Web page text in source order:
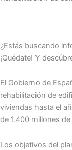
¿Estás buscando
¡Quédate! Y
El Gobierno de
rehabilitación de
viviendas hasta el
de 1.400 millones de
Los objetivos del